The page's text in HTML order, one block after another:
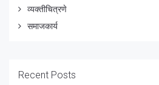
व्यक्तीचित्रणे
समाजकार्य
Recent Posts